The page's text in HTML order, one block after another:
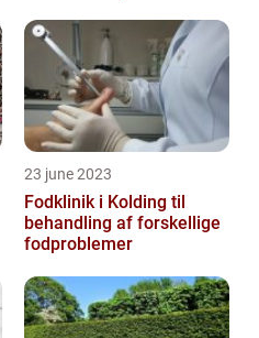
23 june 2023
Fodklinik i Kolding til
behandling af forskellige
fodproblemer